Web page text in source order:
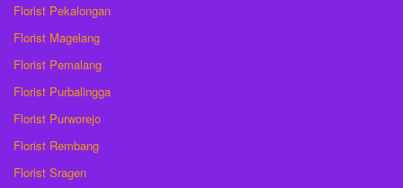
Florist Pekalongan
Florist Magelang
Florist Pemalang
Florist Purbalingga
Florist Purworejo
Florist Rembang
Florist Sragen